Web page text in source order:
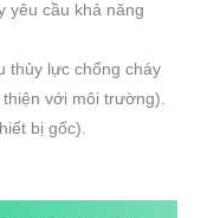
yêu cầu khả năng
thủy lực chống cháy
với môi trường).
bị gốc).